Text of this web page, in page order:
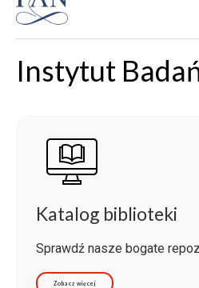
Instytut
Katalog biblioteki
Sprawdź nasze bogate
Zobacz więcej